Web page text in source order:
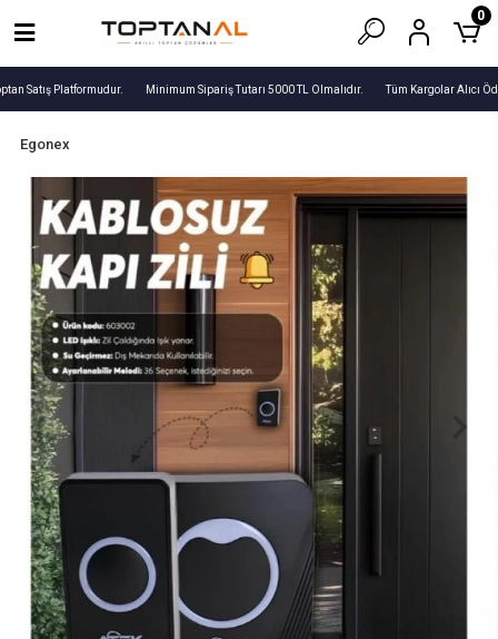
Satış Platformudur. Minimum Sipariş Tutarı 5000 TL Olmalıdır. Tüm Kargolar Alıcı
0
Egonex